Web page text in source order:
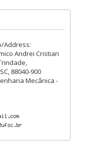
Address:
Andrei Cristian
88040-900
Mecânica -